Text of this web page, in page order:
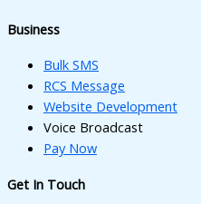
Business
Bulk SMS
RCS Message
Website Development
Voice Broadcast
Pay Now
Get In Touch